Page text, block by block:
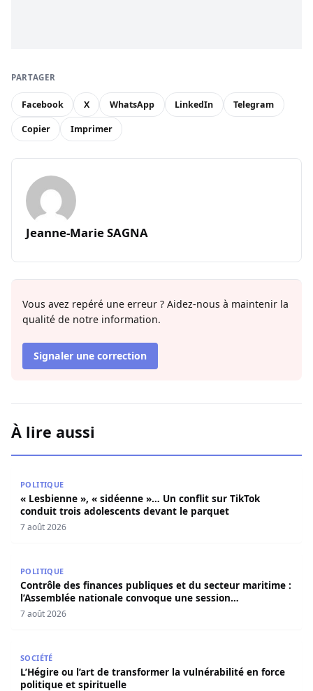
PARTAGER
Facebook X WhatsApp LinkedIn Telegram
Copier Imprimer
Jeanne-Marie SAGNA
Vous avez repéré une erreur ? Aidez-nous à maintenir la
qualité de notre information.
Signaler une correction
À lire aussi
POLITIQUE
« Lesbienne », « sidéenne »… Un conflit sur TikTok
conduit trois adolescents devant le parquet
7 août 2026
POLITIQUE
Contrôle des finances publiques et du secteur maritime :
l’Assemblée nationale convoque une session
extraordinaire
7 août 2026
SOCIÉTÉ
L’Hégire ou l’art de transformer la vulnérabilité en force
politique et spirituelle